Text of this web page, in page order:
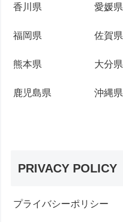
香川県 愛媛県
福岡県 佐賀県
熊本県 大分県
鹿児島県 沖縄県
PRIVACY POLICY
プライバシーポリシー